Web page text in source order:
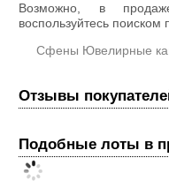
Возможно, в
воспользуйтесь поиском
Сфены Ювелирные
Отзывы
Подобные лоты в